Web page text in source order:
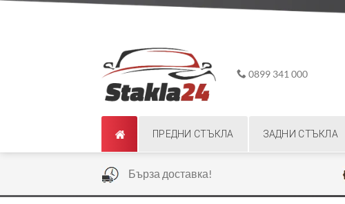
0899 341 000
ПРЕДНИ СТЪКЛА ЗАДНИ СТЪКЛА
Бърза доставка!